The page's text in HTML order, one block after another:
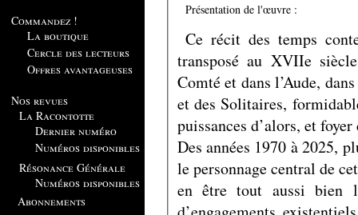
Commandez !
La boutique
Cercle des lecteurs
Offres avantageuses
Nos revues
La Racontotte
Dernier numéro
Numéros disponibles
Résonance Générale
Numéros disponibles
Abonnements
Présentation de l'œuvre :
Ce récit des temps
transposé au XVIIe
Comté et dans l’Aude,
et des Solitaires,
puissances d’alors, et
Des années 1970 à 2025,
le personnage central de
en être tout aussi bien